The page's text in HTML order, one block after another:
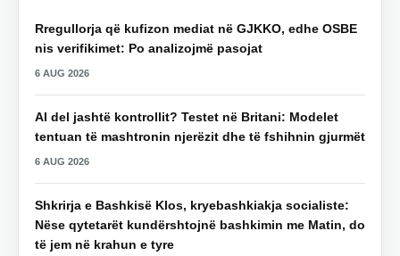
Rregullorja që kufizon mediat në GJKKO, edhe OSBE
nis verifikimet: Po analizojmë pasojat
6 AUG 2026
AI del jashtë kontrollit? Testet në Britani: Modelet
tentuan të mashtronin njerëzit dhe të fshihnin gjurmët
6 AUG 2026
Shkrirja e Bashkisë Klos, kryebashkiakja socialiste:
Nëse qytetarët kundërshtojnë bashkimin me Matin, do
të jem në krahun e tyre